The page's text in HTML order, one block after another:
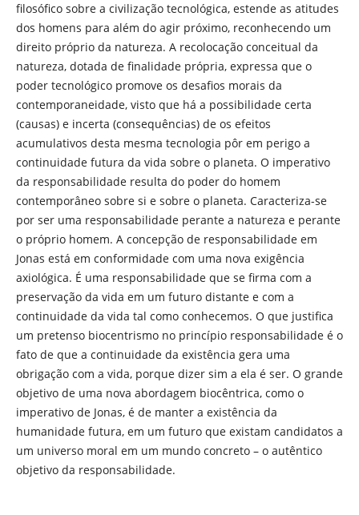
filosófico sobre a civilização tecnológica, estende as atitudes
dos homens para além do agir próximo, reconhecendo um
direito próprio da natureza. A recolocação conceitual da
natureza, dotada de finalidade própria, expressa que o
poder tecnológico promove os desafios morais da
contemporaneidade, visto que há a possibilidade certa
(causas) e incerta (consequências) de os efeitos
acumulativos desta mesma tecnologia pôr em perigo a
continuidade futura da vida sobre o planeta. O imperativo
da responsabilidade resulta do poder do homem
contemporâneo sobre si e sobre o planeta. Caracteriza-se
por ser uma responsabilidade perante a natureza e perante
o próprio homem. A concepção de responsabilidade em
Jonas está em conformidade com uma nova exigência
axiológica. É uma responsabilidade que se firma com a
preservação da vida em um futuro distante e com a
continuidade da vida tal como conhecemos. O que justifica
um pretenso biocentrismo no princípio responsabilidade é o
fato de que a continuidade da existência gera uma
obrigação com a vida, porque dizer sim a ela é ser. O grande
objetivo de uma nova abordagem biocêntrica, como o
imperativo de Jonas, é de manter a existência da
humanidade futura, em um futuro que existam candidatos a
um universo moral em um mundo concreto – o autêntico
objetivo da responsabilidade.